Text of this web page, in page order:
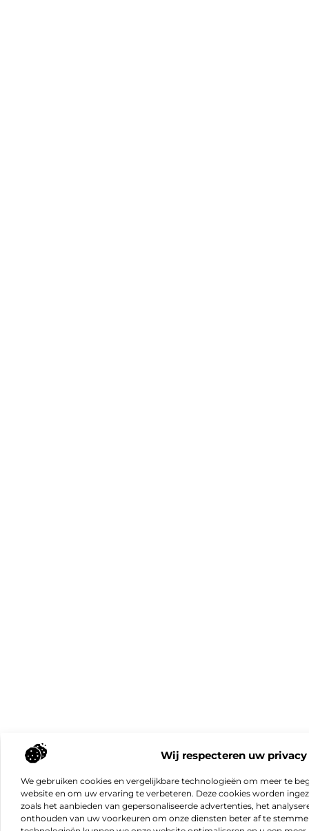
Wij respecteren uw privacy
We gebruiken cookies en vergelijkbare technologieën om meer te
website en om uw ervaring te verbeteren. Deze cookies worden
zoals het aanbieden van gepersonaliseerde advertenties, het
onthouden van uw voorkeuren om onze diensten beter af te